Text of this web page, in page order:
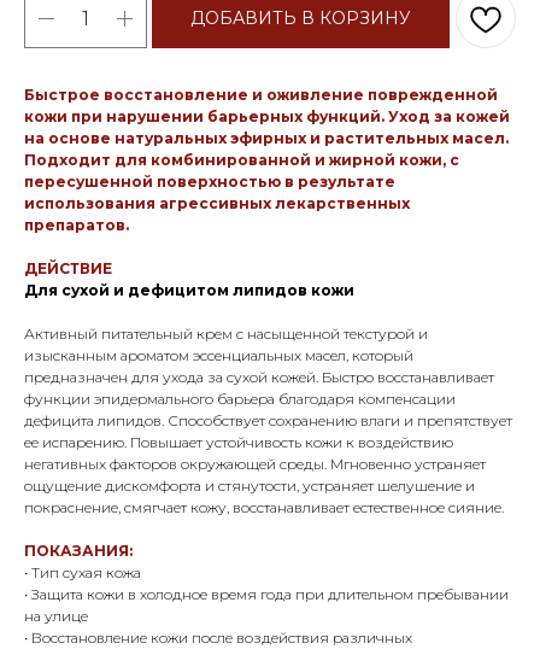
ДОБАВИТЬ В КОРЗИНУ
Быстрое восстановление и оживление поврежденной
кожи при нарушении барьерных функций. Уход за кожей
на основе натуральных эфирных и растительных масел.
Подходит для комбинированной и жирной кожи, с
пересушенной поверхностью в результате
использования агрессивных лекарственных
препаратов.
ДЕЙСТВИЕ
Для сухой и дефицитом липидов кожи
Активный питательный крем с насыщенной текстурой и
изысканным ароматом эссенциальных масел, который
предназначен для ухода за сухой кожей. Быстро восстанавливает
функции эпидермального барьера благодаря компенсации
дефицита липидов. Способствует сохранению влаги и препятствует
ее испарению. Повышает устойчивость кожи к воздействию
негативных факторов окружающей среды. Мгновенно устраняет
ощущение дискомфорта и стянутости, устраняет шелушение и
покраснение, смягчает кожу, восстанавливает естественное сияние.
ПОКАЗАНИЯ:
• Тип сухая кожа
• Защита кожи в холодное время года при длительном пребывании
на улице
• Восстановление кожи после воздействия различных